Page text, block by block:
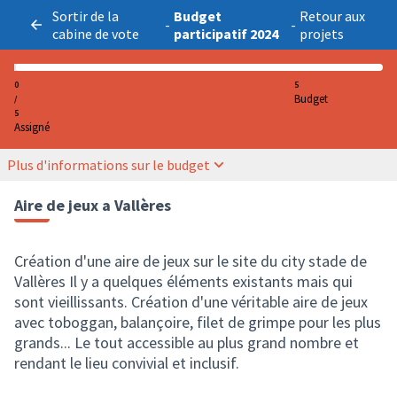
Sortir de la
cabine de vote
- Budget
participatif 2024
- Retour aux
projets
0
/
5
Assigné
5
Budget
Plus d'informations sur le budget
Aire de jeux a Vallères
Création d'une aire de jeux sur le site du city stade de
Vallères Il y a quelques éléments existants mais qui
sont vieillissants. Création d'une véritable aire de jeux
avec toboggan, balançoire, filet de grimpe pour les plus
grands... Le tout accessible au plus grand nombre et
rendant le lieu convivial et inclusif.